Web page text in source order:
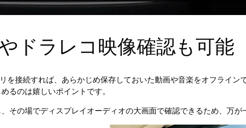
ドラレコ映像確認も可能
を接続すれば、あらかじめ保存しておいた動画や音楽をオフライ
るのは嬉しいポイントです。
その場でディスプレイオーディオの大画面で確認できるため、万